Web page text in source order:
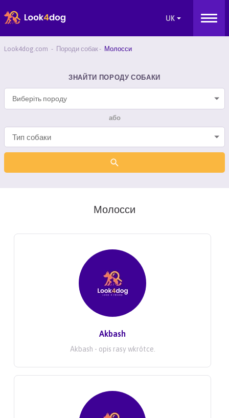
Look4dog.com Породи собак Молосси
ЗНАЙТИ ПОРОДУ СОБАКИ
Виберіть породу
або
Молосси
Akbash
Akbash - opis rasy wkrótce.